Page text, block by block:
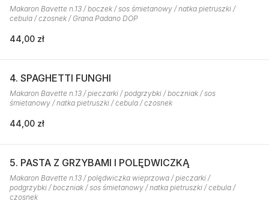
Makaron Bavette n.13 / boczek / sos śmietanowy / natka pietruszki /
cebula / czosnek / Grana Padano DOP
44,00 zł
4. SPAGHETTI FUNGHI
Makaron Bavette n.13 / pieczarki / podgrzybki / boczniak / sos
śmietanowy / natka pietruszki / cebula / czosnek
44,00 zł
5. PASTA Z GRZYBAMI I POLĘDWICZKĄ
Makaron Bavette n.13 / polędwiczka wieprzowa / pieczarki /
podgrzybki / boczniak / sos śmietanowy / natka pietruszki / cebula /
czosnek